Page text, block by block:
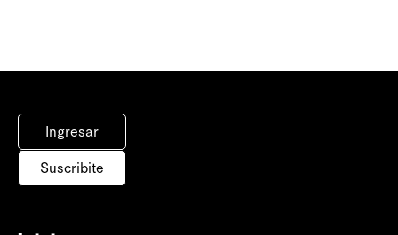
Ingresar
Suscribite